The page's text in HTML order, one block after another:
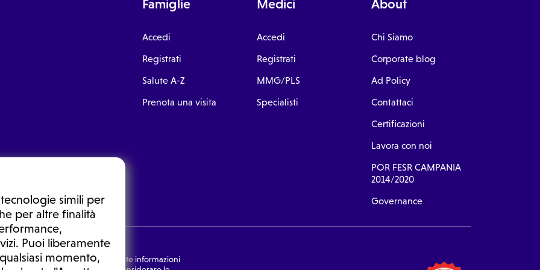
simili per
per altre finalità
Puoi liberamente
momento,
Famiglie
Accedi
Registrati
Salute A-Z
Prenota una visita
Medici
Accedi
Registrati
MMG/PLS
Specialisti
About
Chi Siamo
Corporate blog
Ad Policy
Contattaci
Certificazioni
Lavora con noi
POR FESR CAMPANIA
2014/2020
Governance
medico. In nessun caso, queste informazioni